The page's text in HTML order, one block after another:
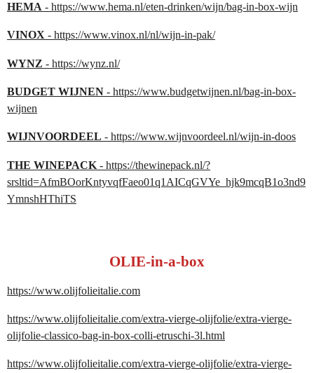
HEMA - https://www.hema.nl/eten-drinken/wijn/bag-in-box-wijn
VINOX - https://www.vinox.nl/nl/wijn-in-pak/
WYNZ - https://wynz.nl/
BUDGET WIJNEN - https://www.budgetwijnen.nl/bag-in-box-
wijnen
WIJNVOORDEEL - https://www.wijnvoordeel.nl/wijn-in-doos
THE WINEPACK - https://thewinepack.nl/?
srsltid=AfmBOorKntyvqfFaeo01q1AICqGVYe_hjk9mcqB1o3nd9
YmnshHThiTS
OLIE-in-a-box
https://www.olijfolieitalie.com
https://www.olijfolieitalie.com/extra-vierge-olijfolie/extra-vierge-
olijfolie-classico-bag-in-box-colli-etruschi-3l.html
https://www.olijfolieitalie.com/extra-vierge-olijfolie/extra-vierge-